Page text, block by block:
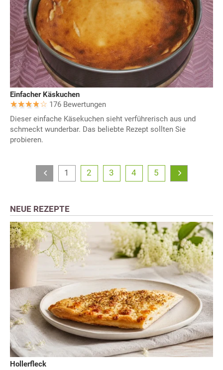
Einfacher Käskuchen
176 Bewertungen
Dieser einfache Käsekuchen sieht verführerisch aus und
schmeckt wunderbar. Das beliebte Rezept sollten Sie
probieren.
1 2 3 4 5
NEUE REZEPTE
Hollerfleck